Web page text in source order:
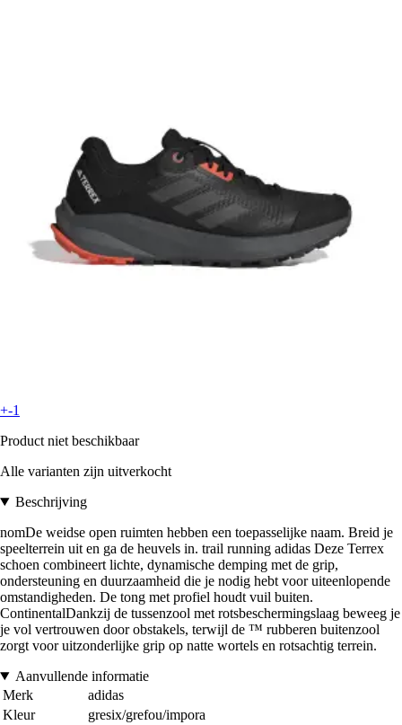
+-1
Product niet beschikbaar
Alle varianten zijn uitverkocht
Beschrijving
nomDe weidse open ruimten hebben een toepasselijke naam. Breid je
speelterrein uit en ga de heuvels in. trail running adidas Deze Terrex
schoen combineert lichte, dynamische demping met de grip,
ondersteuning en duurzaamheid die je nodig hebt voor uiteenlopende
omstandigheden. De tong met profiel houdt vuil buiten.
ContinentalDankzij de tussenzool met rotsbeschermingslaag beweeg je
je vol vertrouwen door obstakels, terwijl de ™ rubberen buitenzool
zorgt voor uitzonderlijke grip op natte wortels en rotsachtig terrein.
Aanvullende informatie
Merk
adidas
Kleur
gresix/grefou/impora